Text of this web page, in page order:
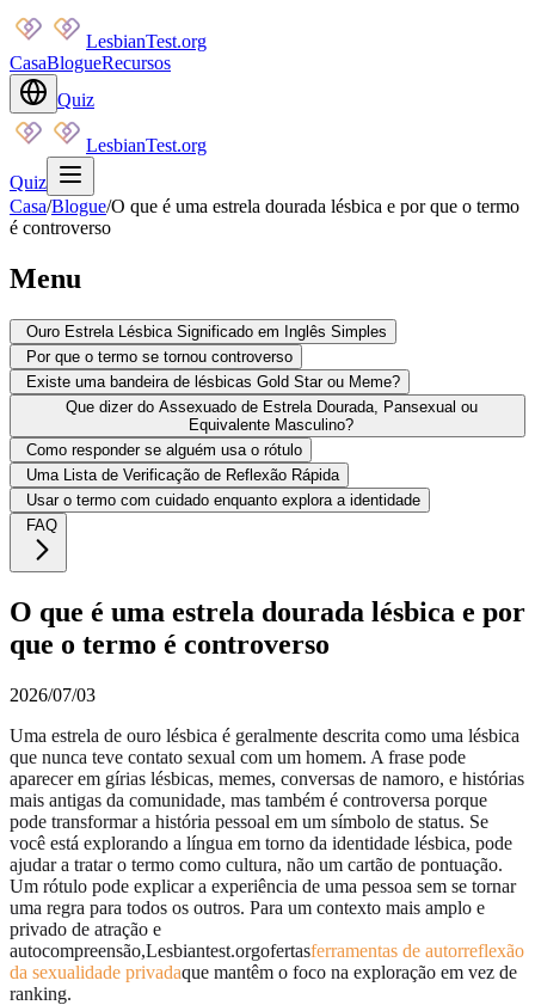
LesbianTest.org
CasaBlogueRecursos
Quiz
LesbianTest.org
Quiz
Casa/Blogue/O que é uma estrela dourada lésbica e por que o termo
é controverso
Menu
Ouro Estrela Lésbica Significado em Inglês Simples
Por que o termo se tornou controverso
Existe uma bandeira de lésbicas Gold Star ou Meme?
Que dizer do Assexuado de Estrela Dourada, Pansexual ou
Equivalente Masculino?
Como responder se alguém usa o rótulo
Uma Lista de Verificação de Reflexão Rápida
Usar o termo com cuidado enquanto explora a identidade
FAQ
O que é uma estrela dourada lésbica e por
que o termo é controverso
2026/07/03
Uma estrela de ouro lésbica é geralmente descrita como uma lésbica
que nunca teve contato sexual com um homem. A frase pode
aparecer em gírias lésbicas, memes, conversas de namoro, e histórias
mais antigas da comunidade, mas também é controversa porque
pode transformar a história pessoal em um símbolo de status. Se
você está explorando a língua em torno da identidade lésbica, pode
ajudar a tratar o termo como cultura, não um cartão de pontuação.
Um rótulo pode explicar a experiência de uma pessoa sem se tornar
uma regra para todos os outros. Para um contexto mais amplo e
privado de atração e
autocompreensão,Lesbiantest.orgofertasferramentas de autorreflexão
da sexualidade privadaque mantêm o foco na exploração em vez de
ranking.